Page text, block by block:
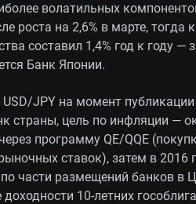
волатильных
роста на 2,6% в марте,
составил 1,4% год к году
Банк Японии.
JPY на момент
страны, цель по инфляции —
программу QE/QQE
ставок), затем в 2016
части размещений банков в
10-летних